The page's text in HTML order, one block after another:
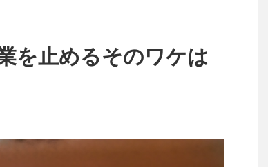
を止めるそのワケは